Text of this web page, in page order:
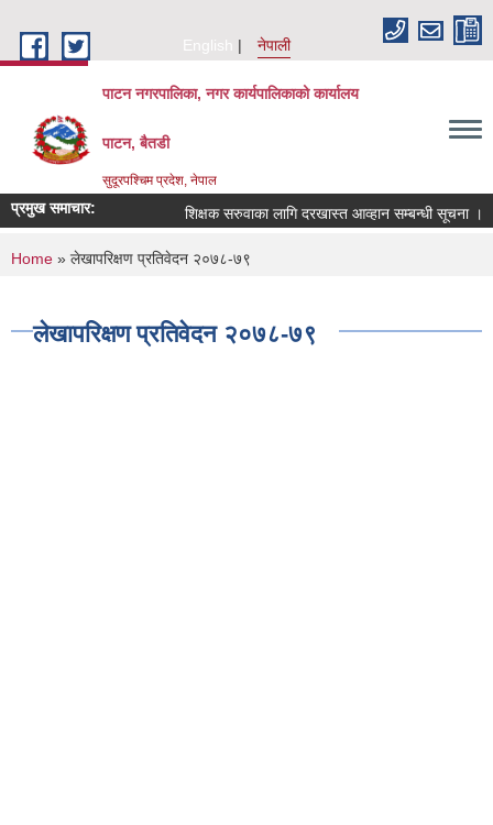
English
नेपाली
पाटन नगरपालिका, नगर कार्यपालिकाको कार्यालय
पाटन, बैतडी
सुदूरपश्चिम प्रदेश, नेपाल
प्रमुख समाचार: शिक्षक सरुवाका लागि दरखास्त आव्हान सम्बन्धी सूचना ।
You are here
Home » लेखापरिक्षण प्रतिवेदन २०७८-७९
लेखापरिक्षण प्रतिवेदन २०७८-७९